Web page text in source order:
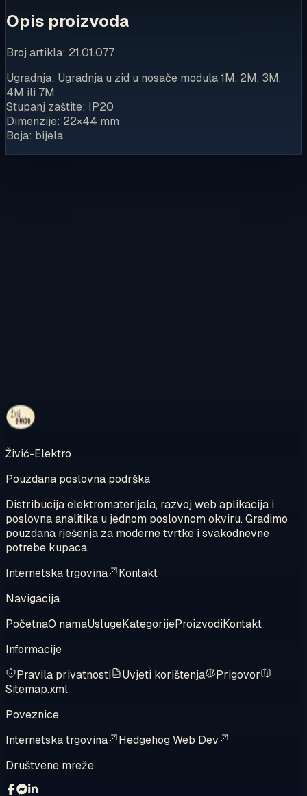
Opis proizvoda
Broj artikla: 21.01.077
Ugradnja: Ugradnja u zid u nosače modula 1M, 2M, 3M,
4M ili 7M
Stupanj zaštite: IP20
Dimenzije: 22×44 mm
Boja: bijela
Pregledajte internetsku trgovinu
Živić-Elektro
Pouzdana poslovna podrška
Distribucija elektromaterijala, razvoj web aplikacija i
poslovna analitika u jednom poslovnom okviru. Gradimo
pouzdana rješenja za moderne tvrtke i svakodnevne
potrebe kupaca.
Internetska trgovina
Kontakt
Navigacija
PočetnaO namaUslugeKategorijeProizvodiKontakt
Informacije
Pravila privatnosti
Uvjeti korištenja
Prigovor
Sitemap.xml
Poveznice
Internetska trgovina
Hedgehog Web Dev
Društvene mreže